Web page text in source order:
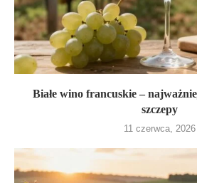
Białe wino francuskie –
szczepy
11 czerwca, 2026